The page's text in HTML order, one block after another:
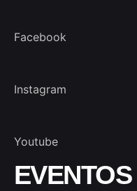
Facebook
Instagram
Youtube
EVENTOS